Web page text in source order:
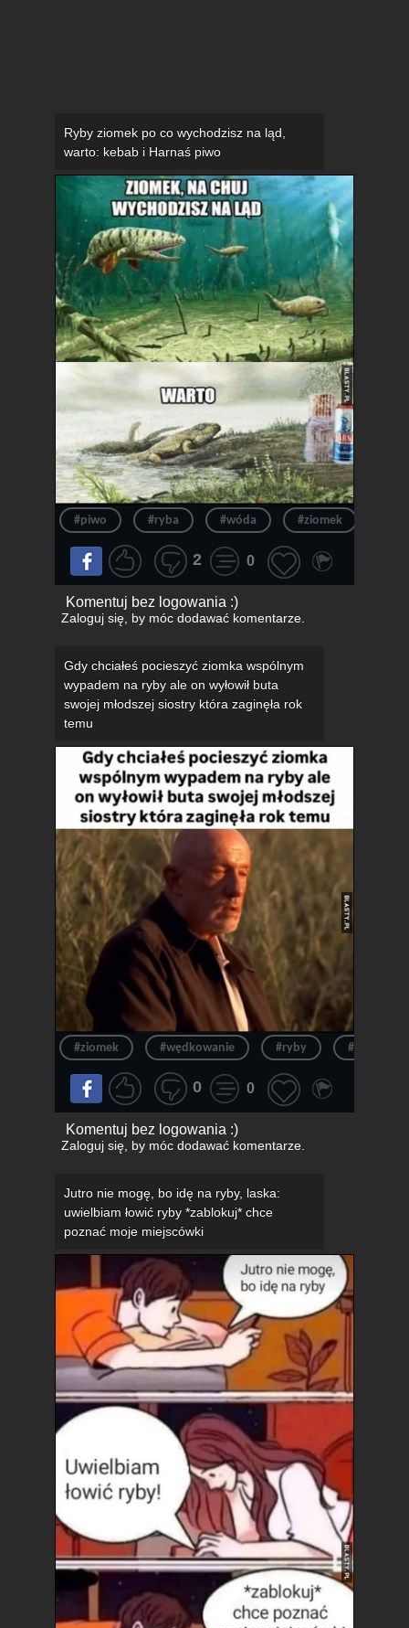
Ryby ziomek po co wychodzisz na ląd,
warto: kebab i Harnaś piwo
#piwo #ryba #wóda #ziomek
2 0
Komentuj bez logowania :)
Zaloguj się, by móc dodawać komentarze.
Gdy chciałeś pocieszyć ziomka wspólnym
wypadem na ryby ale on wyłowił buta
swojej młodszej siostry która zaginęła rok
temu
#ziomek #wędkowanie #ryby #siostra
0 0
Komentuj bez logowania :)
Zaloguj się, by móc dodawać komentarze.
Jutro nie mogę, bo idę na ryby, laska:
uwielbiam łowić ryby *zablokuj* chce
poznać moje miejscówki